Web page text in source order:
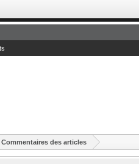
Commentaires des articles